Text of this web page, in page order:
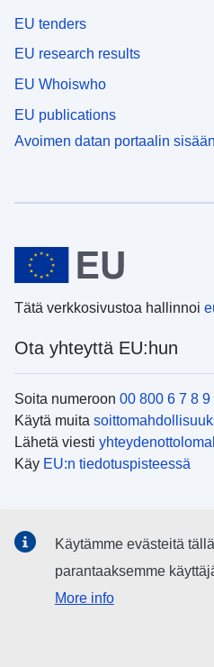
EU tenders
EU research results
EU Whoiswho
EU publications
Avoimen datan portaalin
Tätä verkkosivustoa hallinnoi
Ota yhteyttä EU:hun
Soita numeroon 00 800 6 7 8 9
Käytä muita
Lähetä viesti
Käy EU:n tiedotuspisteessä
sosiaalisessa mediassa
EU:n toimielimet ja
Käytämme evästeitä
parantaaksemme
More info